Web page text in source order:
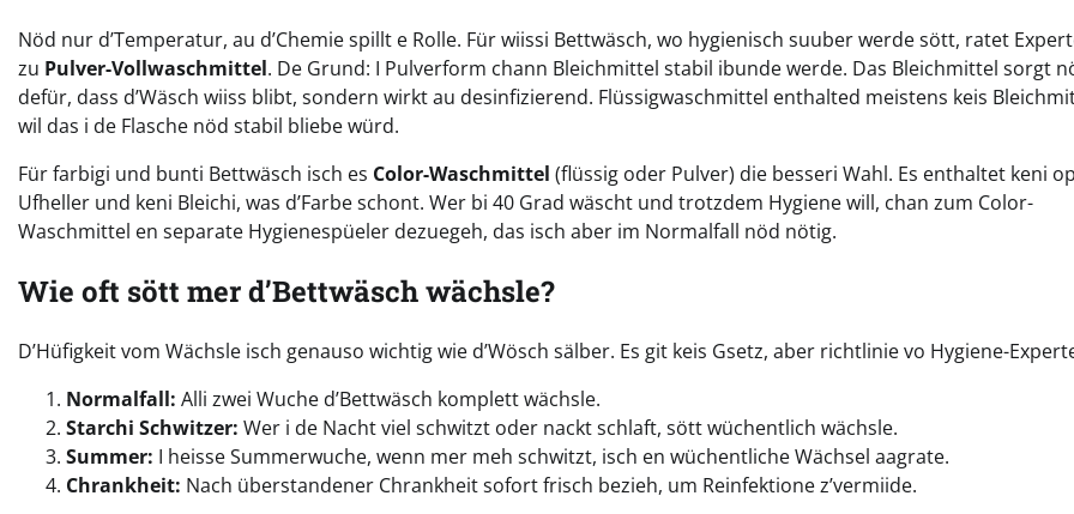
Nöd nur d’Temperatur, au d’Chemie spillt e Rolle. Für wiissi Bettwäsch, wo hygienisch suuber werde sött, ratet
zu Pulver-Vollwaschmittel. De Grund: I Pulverform chann Bleichmittel stabil ibunde werde. Das Bleichmittel sorgt
defür, dass d’Wäsch wiiss blibt, sondern wirkt au desinfizierend. Flüssigwaschmittel enthalted meistens keis
wil das i de Flasche nöd stabil bliebe würd.
Für farbigi und bunti Bettwäsch isch es Color-Waschmittel (flüssig oder Pulver) die besseri Wahl. Es enthaltet keni
Ufheller und keni Bleichi, was d’Farbe schont. Wer bi 40 Grad wäscht und trotzdem Hygiene will, chan zum Color-
Waschmittel en separate Hygienespüeler dezuegeh, das isch aber im Normalfall nöd nötig.
Wie oft sött mer d’Bettwäsch wächsle?
D’Hüfigkeit vom Wächsle isch genauso wichtig wie d’Wösch sälber. Es git keis Gsetz, aber richtlinie vo Hygiene-
Normalfall: Alli zwei Wuche d’Bettwäsch komplett wächsle.
Starchi Schwitzer: Wer i de Nacht viel schwitzt oder nackt schlaft, sött wüchentlich wächsle.
Summer: I heisse Summerwuche, wenn mer meh schwitzt, isch en wüchentliche Wächsel aagrate.
Chrankheit: Nach überstandener Chrankheit sofort frisch bezieh, um Reinfektione z’vermiide.